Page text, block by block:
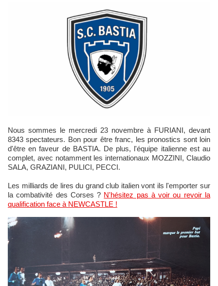
Nous sommes le mercredi 23 novembre à FURIANI, devant
8343 spectateurs. Bon pour être franc, les pronostics sont loin
d'être en faveur de BASTIA. De plus, l'équipe italienne est au
complet, avec notamment les internationaux MOZZINI, Claudio
SALA, GRAZIANI, PULICI, PECCI.
Les milliards de lires du grand club italien vont ils l'emporter sur
la combativité des Corses ? N'hésitez pas à voir ou revoir la
qualification face à NEWCASTLE !